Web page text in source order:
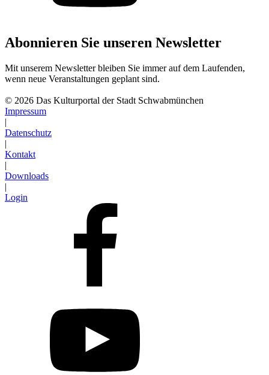
Abonnieren Sie unseren Newsletter
Mit unserem Newsletter bleiben Sie immer auf dem Laufenden,
wenn neue Veranstaltungen geplant sind.
© 2026 Das Kulturportal der Stadt Schwabmünchen
Impressum
|
Datenschutz
|
Kontakt
|
Downloads
|
Login